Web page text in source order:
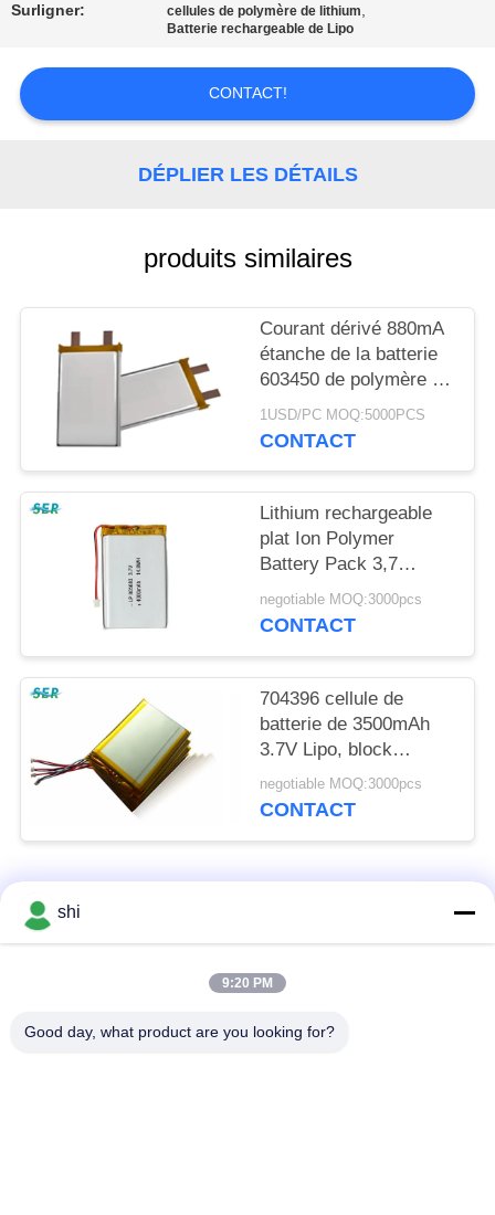
NOUVELLES
DEMANDEZ
UNE
CITATION
SITE
PRIVACY
POLICY
Surligner: cellules de polymère de lithium,
Batterie rechargeable de Lipo
CONTACT!
DÉPLIER LES DÉTAILS
produits similaires
Courant dérivé 880mA
étanche de la batterie
603450 de polymère de
lithium avec le fil de
Pcband
1USD/PC MOQ:5000PCS
CONTACT
Lithium rechargeable
plat Ion Polymer
Battery Pack 3,7
V 4000mAh pour
Equipmen médical
negotiable MOQ:3000pcs
CONTACT
704396 cellule de
batterie de 3500mAh
3.7V Lipo, block
d'alimentation
électrique de polymère
negotiable MOQ:3000pcs
CONTACT
Catégories populaires
Batterie du lithium
shi
9:20 PM
Good day, what product are you looking for?